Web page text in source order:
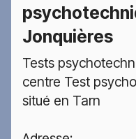
Jonquières
Tests
centre Test
situé en Tarn